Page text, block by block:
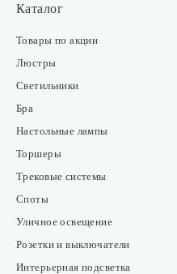
Каталог
Товары по акции
Люстры
Светильники
Бра
Настольные лампы
Торшеры
Трековые системы
Споты
Уличное освещение
Розетки и выключатели
Интерьерная подсветка